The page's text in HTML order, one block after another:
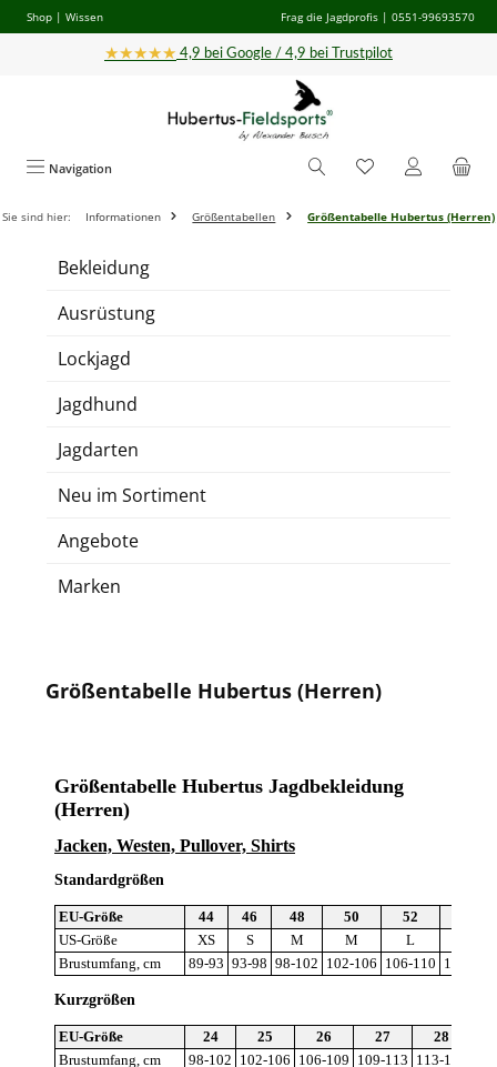
Zum Hauptinhalt springen
Shop | Wissen Frag die Jagdprofis | 0551-99693570
★★★★★ 4,9 bei Google / 4,9 bei Trustpilot
Navigation
Sie sind hier: Informationen Größentabellen Größentabelle Hubertus (Herren)
Bekleidung
Ausrüstung
Lockjagd
Jagdhund
Jagdarten
Neu im Sortiment
Angebote
Marken
Größentabelle Hubertus (Herren)